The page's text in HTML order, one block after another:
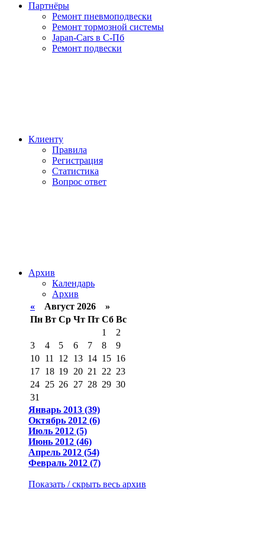
Партнёры
Ремонт пневмоподвески
Ремонт тормозной системы
Japan-Cars в С-Пб
Ремонт подвески
Клиенту
Правила
Регистрация
Статистика
Вопрос ответ
Архив
Календарь
Архив
« Август 2026 »
Пн Вт Ср Чт Пт Сб Вс
1
2
3
4 5 6 7 8
9
10 11 12 13 14 15 16
17 18 19 20 21 22 23
24 25 26 27 28 29 30
31
Январь 2013 (39)
Октябрь 2012 (6)
Июль 2012 (5)
Июнь 2012 (46)
Апрель 2012 (54)
Февраль 2012 (7)
Показать / скрыть весь архив